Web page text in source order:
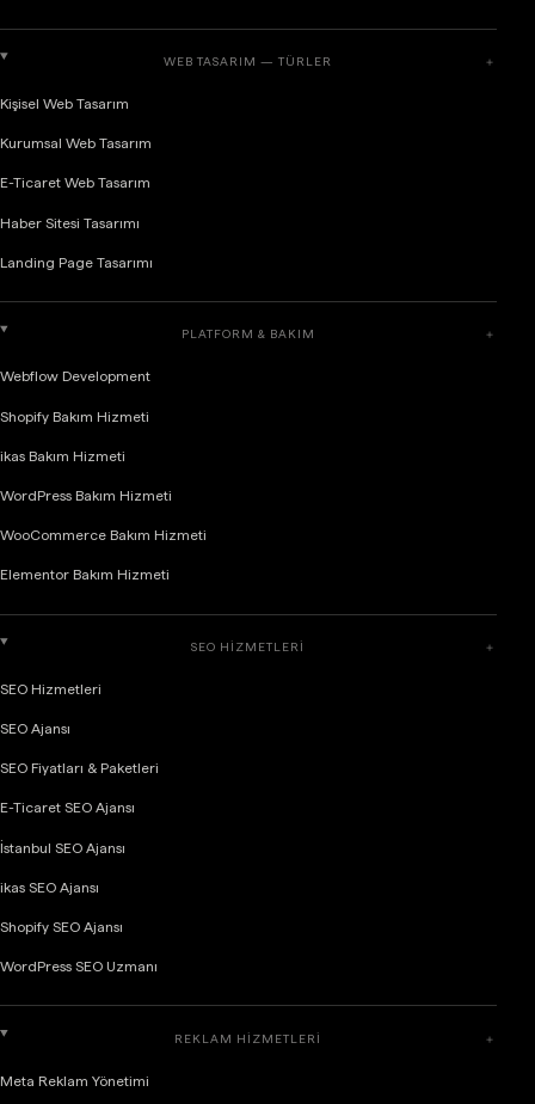
WEB TASARIM — TÜRLER ＋
Kişisel Web Tasarım
Kurumsal Web Tasarım
E-Ticaret Web Tasarım
Haber Sitesi Tasarımı
Landing Page Tasarımı
PLATFORM & BAKIM ＋
Webflow Development
Shopify Bakım Hizmeti
ikas Bakım Hizmeti
WordPress Bakım Hizmeti
WooCommerce Bakım Hizmeti
Elementor Bakım Hizmeti
SEO HIZMETLERI ＋
SEO Hizmetleri
SEO Ajansı
SEO Fiyatları & Paketleri
E-Ticaret SEO Ajansı
İstanbul SEO Ajansı
ikas SEO Ajansı
Shopify SEO Ajansı
WordPress SEO Uzmanı
REKLAM HIZMETLERI ＋
Meta Reklam Yönetimi